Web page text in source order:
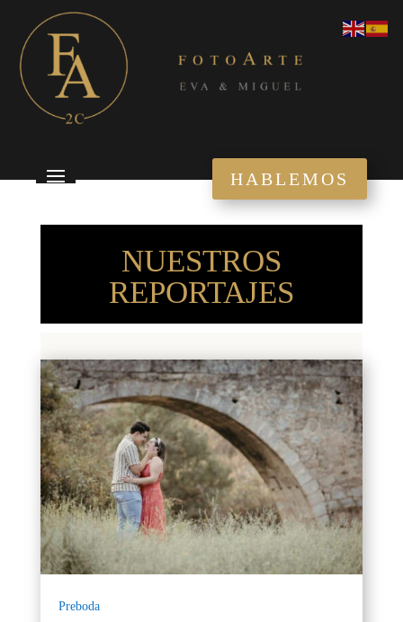
HABLEMOS
NUESTROS
REPORTAJES
Preboda